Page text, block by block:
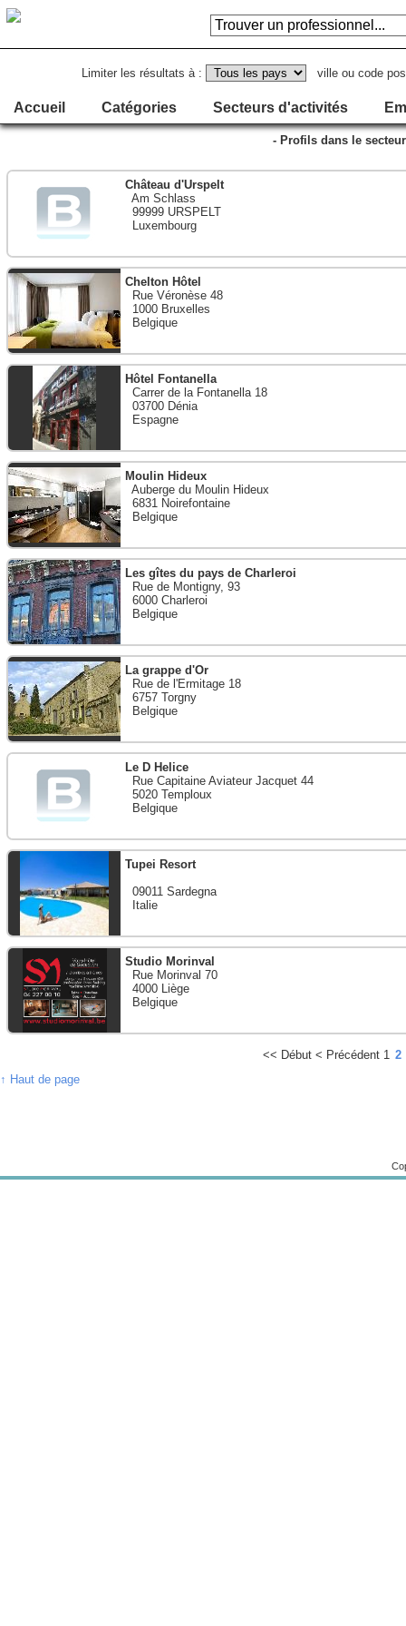
Limiter les résultats à : ville ou code
Accueil Catégories Secteurs d'activités
- Profils dans le
Château d'Urspelt
Am Schlass
99999 URSPELT
Luxembourg
Chelton Hôtel
Rue Véronèse 48
1000 Bruxelles
Belgique
Hôtel Fontanella
Carrer de la Fontanella 18
03700 Dénia
Espagne
Moulin Hideux
Auberge du Moulin Hideux
6831 Noirefontaine
Belgique
Les gîtes du pays de Charleroi
Rue de Montigny, 93
6000 Charleroi
Belgique
La grappe d'Or
Rue de l'Ermitage 18
6757 Torgny
Belgique
Le D Helice
Rue Capitaine Aviateur Jacquet 44
5020 Temploux
Belgique
Tupei Resort
09011 Sardegna
Italie
Studio Morinval
Rue Morinval 70
4000 Liège
Belgique
<< Début< Précédent 1 2
↑ Haut de page